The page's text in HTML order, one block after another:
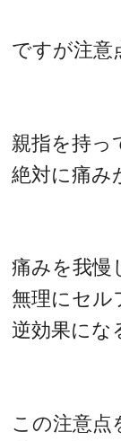
ですが注意
親指を持っ
絶対に痛み
痛みを我慢
無理にセル
逆効果にな
この注意点